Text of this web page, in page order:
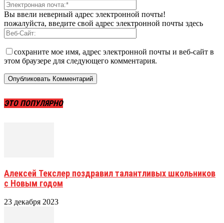
Вы ввели неверный адрес электронной почты!
пожалуйста, введите свой адрес электронной почты здесь
сохраните мое имя, адрес электронной почты и веб-сайт в
этом браузере для следующего комментария.
ЭТО ПОПУЛЯРНО
Алексей Текслер поздравил талантливых школьников
с Новым годом
23 декабря 2023